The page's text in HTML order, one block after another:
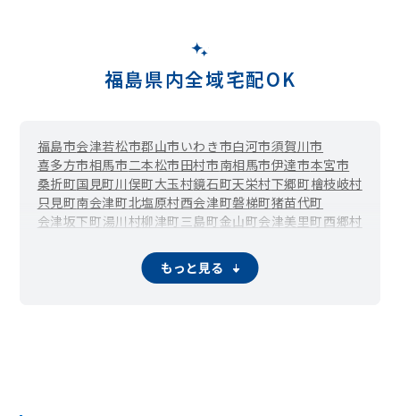
福島県内全域宅配OK
福島市会津若松市郡山市 いわき市白河市須賀川市
喜多方市相馬市 二本松市田村市南相馬市伊達市本宮市
桑折町国見町川俣町大玉村鏡石町天栄村下郷町檜枝岐村
只見町南会津町北塩原村西会津町磐梯町猪苗代町
会津坂下町湯川村柳津町 三島町金山町会津美里町西郷村
浅川町古殿町三春町小野町
大熊町 双葉町浪江町 葛尾村
もっと見る